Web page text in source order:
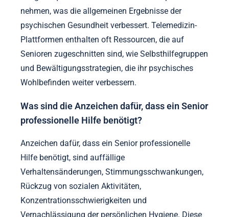
nehmen, was die allgemeinen Ergebnisse der
psychischen Gesundheit verbessert. Telemedizin-
Plattformen enthalten oft Ressourcen, die auf
Senioren zugeschnitten sind, wie Selbsthilfegruppen
und Bewältigungsstrategien, die ihr psychisches
Wohlbefinden weiter verbessern.
Was sind die Anzeichen dafür, dass ein Senior
professionelle Hilfe benötigt?
Anzeichen dafür, dass ein Senior professionelle
Hilfe benötigt, sind auffällige
Verhaltensänderungen, Stimmungsschwankungen,
Rückzug von sozialen Aktivitäten,
Konzentrationsschwierigkeiten und
Vernachlässigung der persönlichen Hygiene. Diese